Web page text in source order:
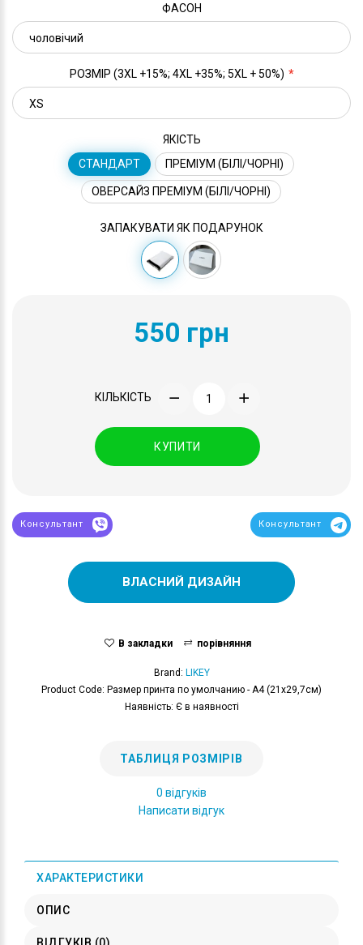
ФАСОН
РОЗМІР (3XL +15%; 4XL +35%; 5XL + 50%)
ЯКІСТЬ
СТАНДАРТ
ПРЕМІУМ (БІЛІ/ЧОРНІ)
ОВЕРСАЙЗ ПРЕМІУМ (БІЛІ/ЧОРНІ)
ЗАПАКУВАТИ ЯК ПОДАРУНОК
550 грн
КІЛЬКІСТЬ
КУПИТИ
Консультант Консультант
ВЛАСНИЙ ДИЗАЙН
В закладки порівняння
Brand: LIKEY
Product Code: Размер принта по умолчанию - А4 (21x29,7см)
Наявність: Є в наявності
ТАБЛИЦЯ РОЗМІРІВ
0 відгуків
Написати відгук
ХАРАКТЕРИСТИКИ
ОПИС
ВІДГУКІВ (0)